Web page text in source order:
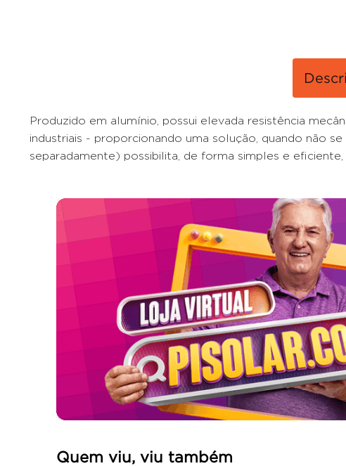
Produzido em alumínio, possui elevada resistência
industriais - proporcionando uma solução, quando não
separadamente) possibilita, de forma simples e
Quem viu, viu também